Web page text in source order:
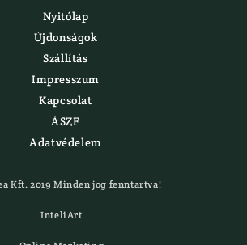
Nyitólap
Újdonságok
Szállítás
Impresszum
Kapcsolat
ÁSZF
Adatvédelem
Kft. 2019 Minden jog fenntartva!
InteliArt